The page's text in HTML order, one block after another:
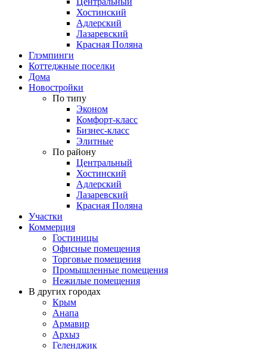
Хостинский
Адлерский
Лазаревский
Красная Поляна
Глэмпинги
Коттеджные поселки
Дома
Новостройки
По типу
Эконом
Комфорт-класс
Бизнес-класс
Элитные
По району
Центральный
Хостинский
Адлерский
Лазаревский
Красная Поляна
Участки
Коммерция
Гостиницы
Офисные помещения
Торговые помещения
Промышленные помещения
Нежилые помещения
В других городах
Крым
Анапа
Армавир
Архыз
Геленджик